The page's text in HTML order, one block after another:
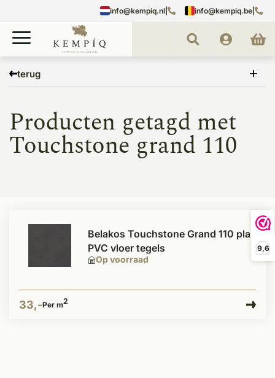
9,6
info@kempiq.nl info@kempiq.be
terug
Touchstone grand 110
Producten getagd met
Touchstone grand 110
Op voorraad
Belakos Touchstone Grand 110 plak
PVC vloer tegels
33,-Per m2